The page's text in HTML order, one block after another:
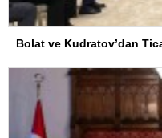
Bolat ve Kudratov’dan